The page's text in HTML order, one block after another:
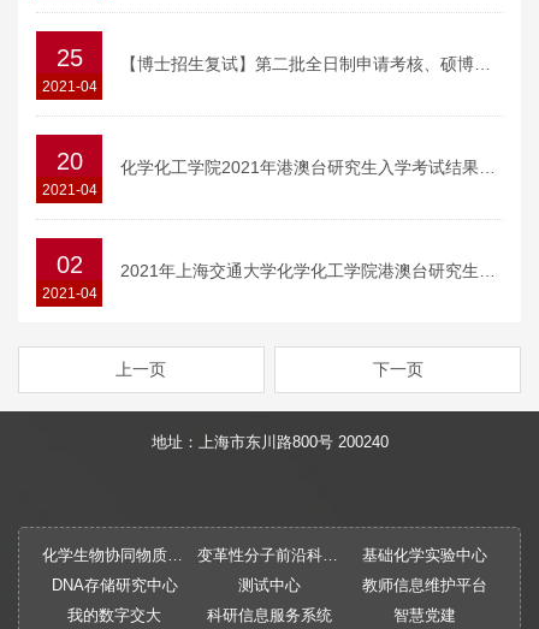
25
2021-04
20
2021-04
02
2021-04
上一页 下一页
地址：上海市东川路800号 200240
化学生物协同物质创制全国重点实验室 变革性分子前沿科学中心
基础化学实验中心
DNA存储研究中心
测试中心
教师信息维护平台
我的数字交大
科研信息服务系统 智慧党建